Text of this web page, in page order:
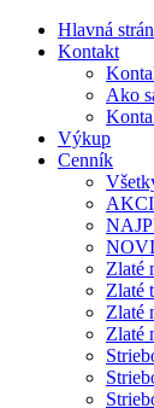
Hlavná
Kontakt
Ako
Výkup
Cenník
Zlaté
Zlaté
Zlaté
Zlaté